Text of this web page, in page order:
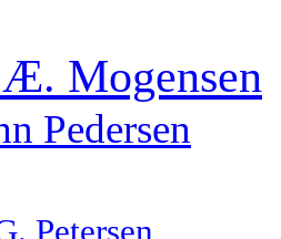
Mogensen
Pedersen